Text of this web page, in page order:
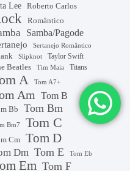
Lee Roberto Carlos
Romântico
Samba/Pagode
Sertanejo Romântico
Slipknot Taylor Swift
Beatles Tim Maia Titans
A Tom A7+
Am Tom B
Bb Tom Bm
Bm7 Tom C
Cm Tom D
Dm Tom E Tom Eb
Em Tom F